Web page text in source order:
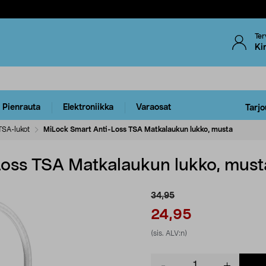
Pienrauta Elektroniikka Varaosat
lukot MiLock Smart Anti-Loss TSA Matkalaukun lukko, musta
TSA Matkalaukun lukko,
34,95
24,95
(sis. ALV:n)